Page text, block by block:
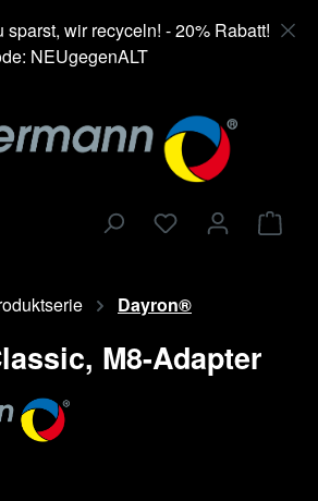
sparst, wir recyceln! - 20% Rabatt!
NEUgegenALT
Dayron®
M8-Adapter